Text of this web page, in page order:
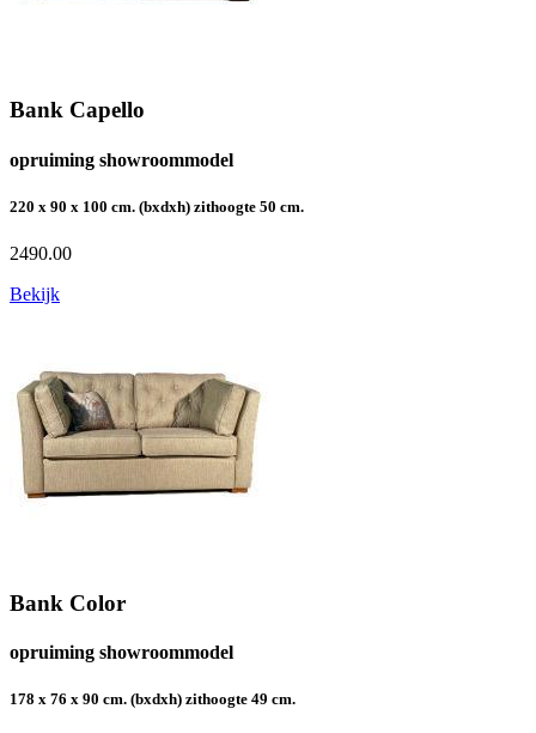
Bank Capello
opruiming showroommodel
220 x 90 x 100 cm. (bxdxh) zithoogte 50 cm.
2490.00
Bekijk
Bank Color
opruiming showroommodel
178 x 76 x 90 cm. (bxdxh) zithoogte 49 cm.